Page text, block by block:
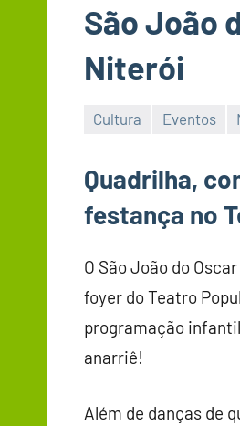
São João
Niterói
Cultura Eventos
Quadrilha,
festança no
O São João do
foyer do Teatro
programação
anarriê!
Além de danças de